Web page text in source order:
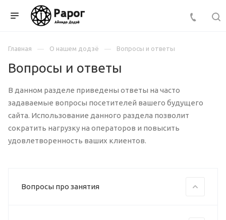
Главная О нашем додзё Вопросы и ответы
Вопросы и ответы
В данном разделе приведены ответы на часто
задаваемые вопросы посетителей вашего будущего
сайта. Использование данного раздела позволит
сократить нагрузку на операторов и повысить
удовлетворенность ваших клиентов.
Вопросы про занятия